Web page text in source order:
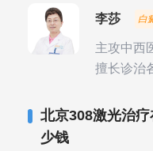
李莎 白
主攻中西
擅长诊治
复发期;临
北京308激光治
少钱